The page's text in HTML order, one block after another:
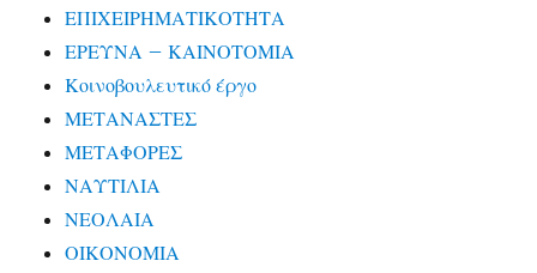
ΕΠΙΧΕΙΡΗΜΑΤΙΚΟΤΗΤΑ
ΕΡΕΥΝΑ – ΚΑΙΝΟΤΟΜΙΑ
Κοινοβουλευτικό έργο
ΜΕΤΑΝΑΣΤΕΣ
ΜΕΤΑΦΟΡΕΣ
ΝΑΥΤΙΛΙΑ
ΝΕΟΛΑΙΑ
ΟΙΚΟΝΟΜΙΑ